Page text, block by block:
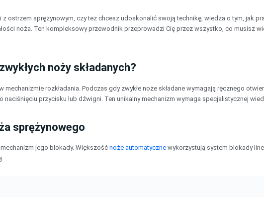
ostrzem sprężynowym, czy też chcesz udoskonalić swoją technikę, wiedza o tym, jak
noża. Ten kompleksowy przewodnik przeprowadzi Cię przez wszystko, co musisz
noży składanych?
mechanizmie rozkładania. Podczas gdy zwykłe noże składane wymagają ręcznego
przycisku lub dźwigni. Ten unikalny mechanizm wymaga specjalistycznej
sprężynowego
jego blokady. Większość noże automatyczne wykorzystują system blokady